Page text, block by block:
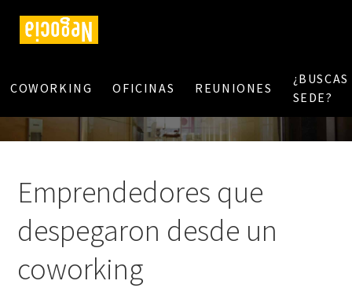
COWORKING OFICINAS REUNIONES
¿BUSCAS
SEDE?
Emprendedores que
despegaron desde un
coworking